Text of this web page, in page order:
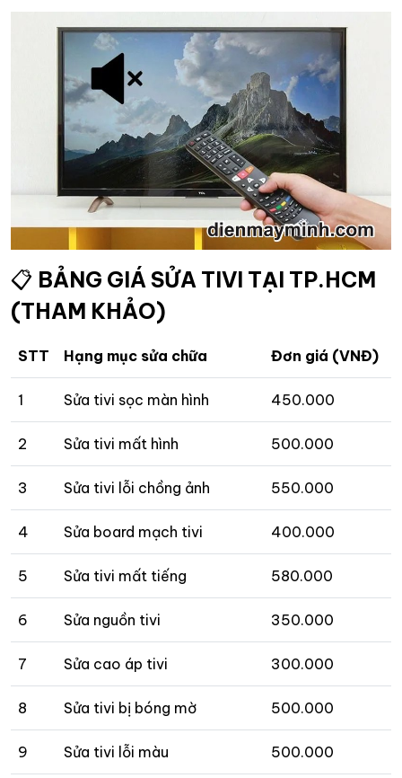
📋 BẢNG GIÁ SỬA TIVI TẠI TP.HCM
(THAM KHẢO)
STT Hạng mục sửa chữa Đơn giá (VNĐ)
1 Sửa tivi sọc màn hình 450.000
2 Sửa tivi mất hình 500.000
3 Sửa tivi lỗi chồng ảnh 550.000
4 Sửa board mạch tivi 400.000
5 Sửa tivi mất tiếng 580.000
6 Sửa nguồn tivi 350.000
7 Sửa cao áp tivi 300.000
8 Sửa tivi bị bóng mờ 500.000
9 Sửa tivi lỗi màu 500.000